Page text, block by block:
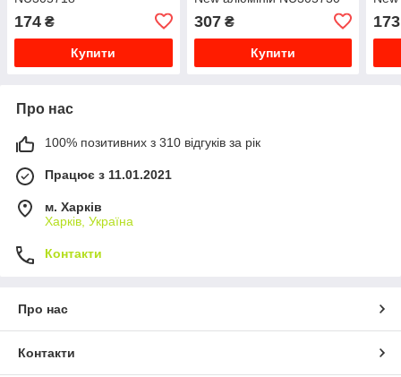
174 ₴
Купити
307₴
Купити
173
Про нас
100% позитивних з 310 відгуків за рік
Працює з 11.01.2021
м. Харків
Харків, Україна
Контакти
Про нас
Контакти